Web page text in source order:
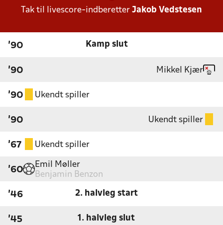
Tak til livescore-indberetter Jakob Vedstesen
'90 Kamp slut
'90 Mikkel Kjær
'90 Ukendt spiller
'90 Ukendt spiller
'67 Ukendt spiller
'60
Emil Møller
Benjamin Benzon
'46 2. halvleg start
'45 1. halvleg slut